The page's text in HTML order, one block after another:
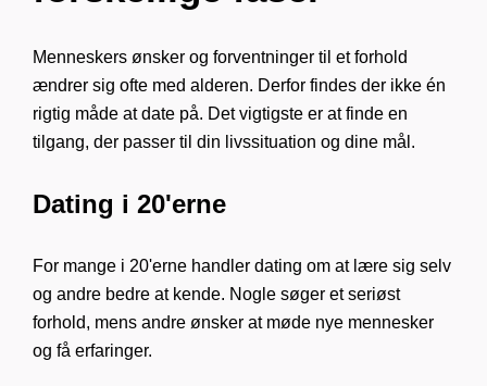
Menneskers ønsker og forventninger til et forhold
ændrer sig ofte med alderen. Derfor findes der ikke én
rigtig måde at date på. Det vigtigste er at finde en
tilgang, der passer til din livssituation og dine mål.
Dating i 20'erne
For mange i 20'erne handler dating om at lære sig selv
og andre bedre at kende. Nogle søger et seriøst
forhold, mens andre ønsker at møde nye mennesker
og få erfaringer.